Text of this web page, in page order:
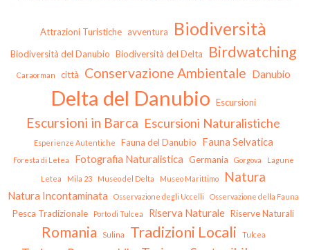
Attrazioni Turistiche avventura Biodiversità
Biodiversità del Danubio Biodiversità del Delta Birdwatching
Caraorman città Conservazione Ambientale Danubio
Delta del Danubio Escursioni
Escursioni in Barca Escursioni Naturalistiche
Esperienze Autentiche Fauna del Danubio Fauna Selvatica
Foresta di Letea Fotografia Naturalistica Germania Gorgova Lagune
Letea Mila 23 Museo del Delta Museo Marittimo Natura
Natura Incontaminata Osservazione degli Uccelli Osservazione della Fauna
Pesca Tradizionale Porto di Tulcea Riserva Naturale Riserve Naturali
Romania Sulina Tradizioni Locali Tulcea